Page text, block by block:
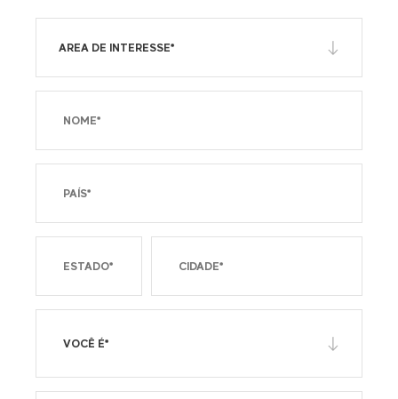
AREA DE INTERESSE*
VOCÊ É*